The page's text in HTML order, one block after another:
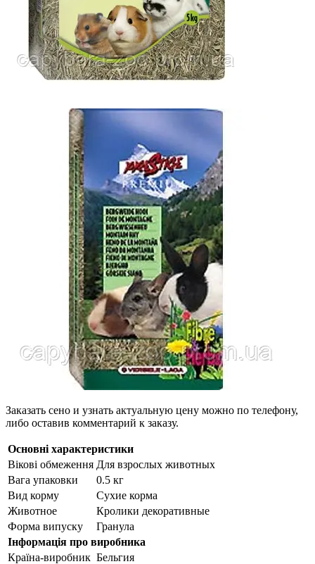
Заказать сено и узнать актуальную цену можно по телефону,
либо оставив комментарий к заказу.
Основні характеристики
Вікові обмеження Для взрослых животных
Вага упаковки
0.5 кг
Вид корму
Сухие корма
Животное
Кролики декоративные
Форма випуску
Гранула
Інформація про виробника
Країна-виробник Бельгия